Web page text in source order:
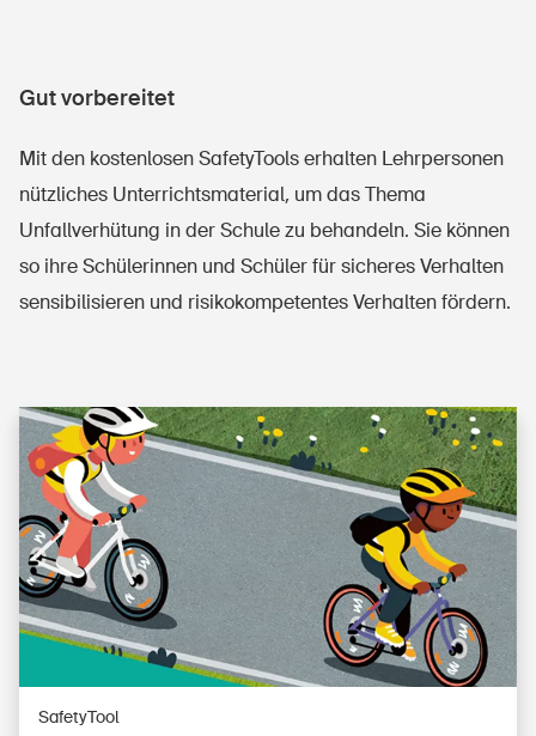
Gut vorbereitet
Mit den kostenlosen SafetyTools erhalten Lehrpersonen
nützliches Unterrichtsmaterial, um das Thema
Unfallverhütung in der Schule zu behandeln. Sie können
so ihre Schülerinnen und Schüler für sicheres Verhalten
sensibilisieren und risikokompetentes Verhalten fördern.
SafetyTool